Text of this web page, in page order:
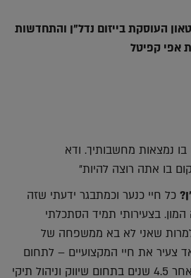
העוסקת בייזום נדל"ן והתחדשות
אפי קפיטל
נמצאות מחשבותיך. ודא
בו אתה רוצה להיות"
כל חיי כנער וכמתבגר ידעתי שזה
בצעירותי תמיד הסתכלתי
למרות שאני לא בא ממשפחה של
צעיר את חיי המקצועיים – לתחום
הנדל"ן נכנסתי בגיל 22 לאחר 4.5 שנים בתחום שיווק וניהול תיקי